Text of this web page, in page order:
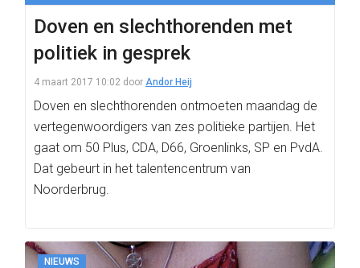
Doven en slechthorenden met
politiek in gesprek
4 maart 2017 10:02 door Andor Heij
Doven en slechthorenden ontmoeten maandag de
vertegenwoordigers van zes politieke partijen. Het
gaat om 50 Plus, CDA, D66, Groenlinks, SP en PvdA.
Dat gebeurt in het talentencentrum van
Noorderbrug.
NIEUWS